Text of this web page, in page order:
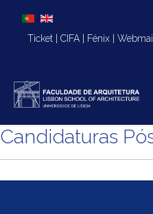
Escolha o seu idioma
Ticket CIFA Fénix Webmail
Candidaturas